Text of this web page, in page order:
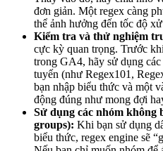
đơn giản. Một regex càng
thể ảnh hưởng đến tốc độ
Kiểm tra và thử nghiệm
cực kỳ quan trọng. Trước
trong GA4, hãy sử dụng
tuyến (như Regex101,
bạn nhập biểu thức và một
động đúng như mong đợi
Sử dụng các nhóm không
groups): Khi bạn sử dụng
biểu thức, regex engine sẽ